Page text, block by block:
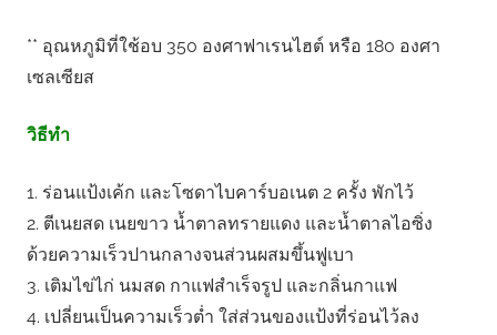
** อุณหภูมิที่ใช้อบ 350 องศาฟาเรนไฮต์ หรือ 180 องศา
เซลเซียส
วิธีทำ
1. ร่อนแป้งเค้ก และโซดาไบคาร์บอเนต 2 ครั้ง พักไว้
2. ตีเนยสด เนยขาว น้ำตาลทรายแดง และน้ำตาลไอซิ่ง
ด้วยความเร็วปานกลางจนส่วนผสมขึ้นฟูเบา
3. เติมไข่ไก่ นมสด กาแฟสำเร็จรูป และกลิ่นกาแฟ
4. เปลี่ยนเป็นความเร็วต่ำ ใส่ส่วนของแป้งที่ร่อนไว้ลง